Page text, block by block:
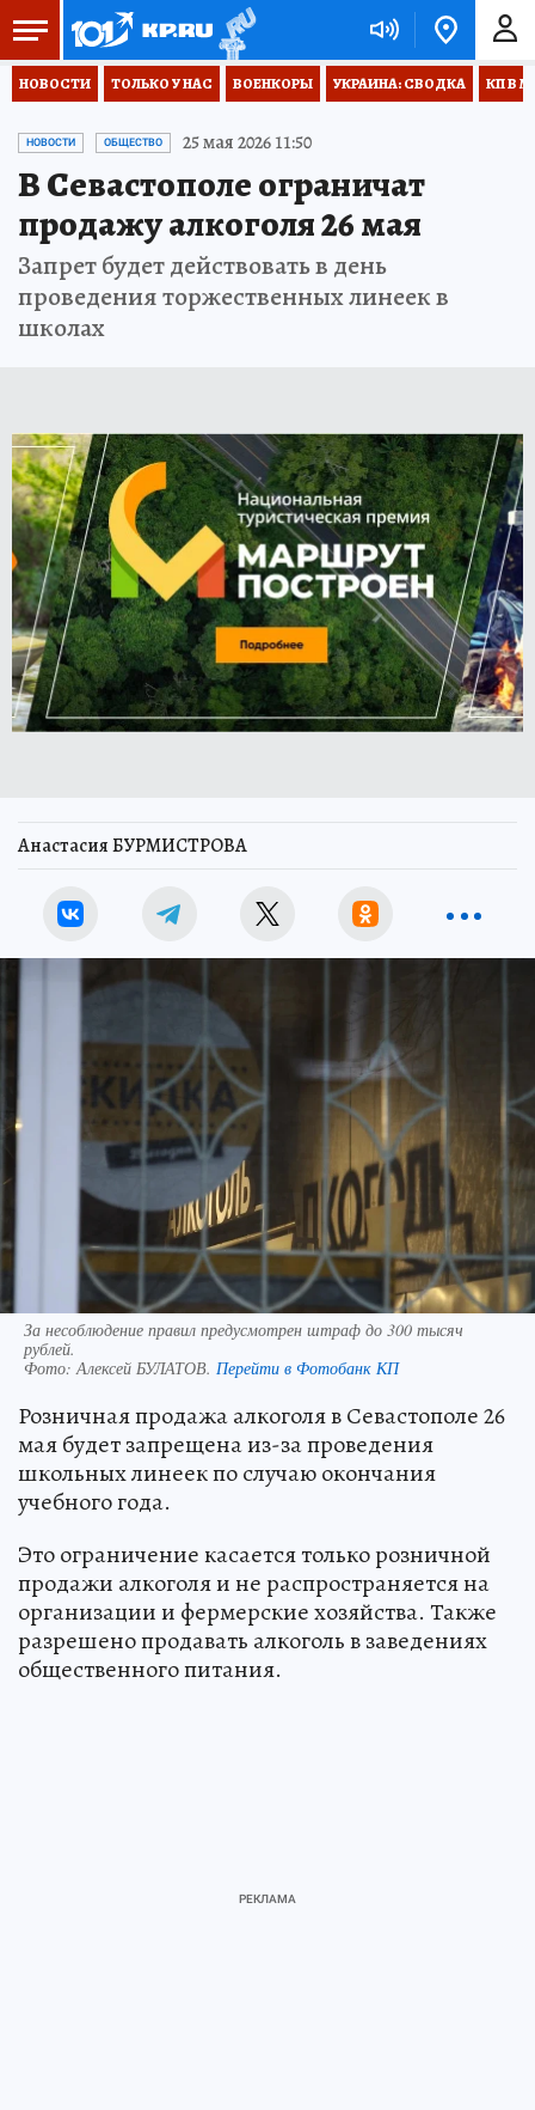
НОВОСТИ ТОЛЬКО У НАС ВОЕНКОРЫ УКРАИНА: СВОДКА КП В
НОВОСТИ ОБЩЕСТВО 25 мая 2026 11:50
В Севастополе ограничат
продажу алкоголя 26 мая
Запрет будет действовать в день
проведения торжественных линеек в
школах
Анастасия БУРМИСТРОВА
За несоблюдение правил предусмотрен штраф до 300 тысяч
рублей.
Фото: Алексей БУЛАТОВ. Перейти в Фотобанк КП
Розничная продажа алкоголя в Севастополе 26
мая будет запрещена из-за проведения
школьных линеек по случаю окончания
учебного года.
Это ограничение касается только розничной
продажи алкоголя и не распространяется на
организации и фермерские хозяйства. Также
разрешено продавать алкоголь в заведениях
общественного питания.